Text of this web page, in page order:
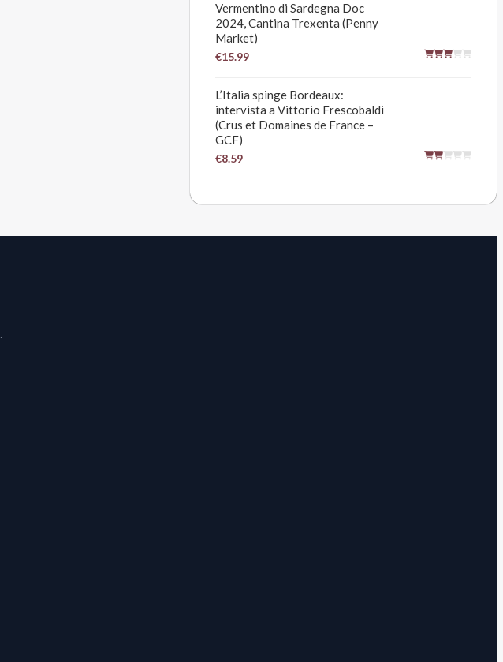
Vermentino di Sardegna Doc
2024, Cantina Trexenta (Penny
Market)
€15.99
L’Italia spinge Bordeaux:
intervista a Vittorio Frescobaldi
(Crus et Domaines de France –
GCF)
€8.59